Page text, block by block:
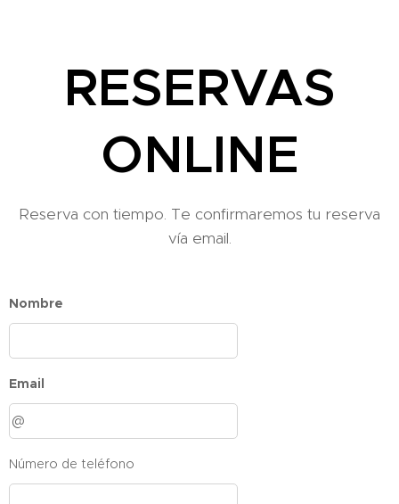
RESERVAS
ONLINE
Reserva con tiempo. Te confirmaremos tu reserva
vía email.
Nombre
Email
Número de teléfono